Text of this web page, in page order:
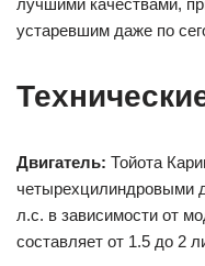
лучшими качествами,
устаревшим даже по
Двигатель: Тойота
четырехцилиндровыми
л.с. в зависимости от
составляет от 1.5 до 2